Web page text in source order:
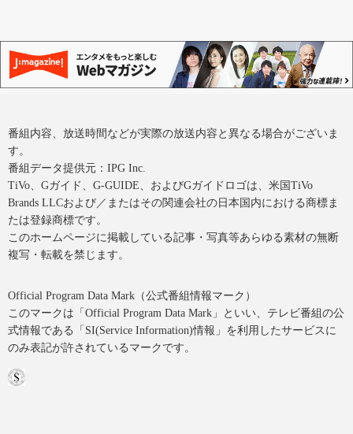
番組内容、放送時間などが実際の放送内容と異なる場合がございま
す。
番組データ提供元：IPG Inc.
TiVo、Gガイド、G-GUIDE、およびGガイドロゴは、米国TiVo
Brands LLCおよび／またはその関連会社の日本国内における商標ま
たは登録商標です。
このホームページに掲載している記事・写真等あらゆる素材の無断
複写・転載を禁じます。
Official Program Data Mark（公式番組情報マーク）
このマークは「Official Program Data Mark」といい、テレビ番組の公
式情報である「SI(Service Information)情報」を利用したサービスに
のみ表記が許されているマークです。